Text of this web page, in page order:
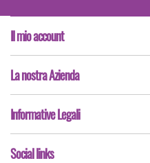
Il mio account
La nostra Azienda
Informative Legali
Social links